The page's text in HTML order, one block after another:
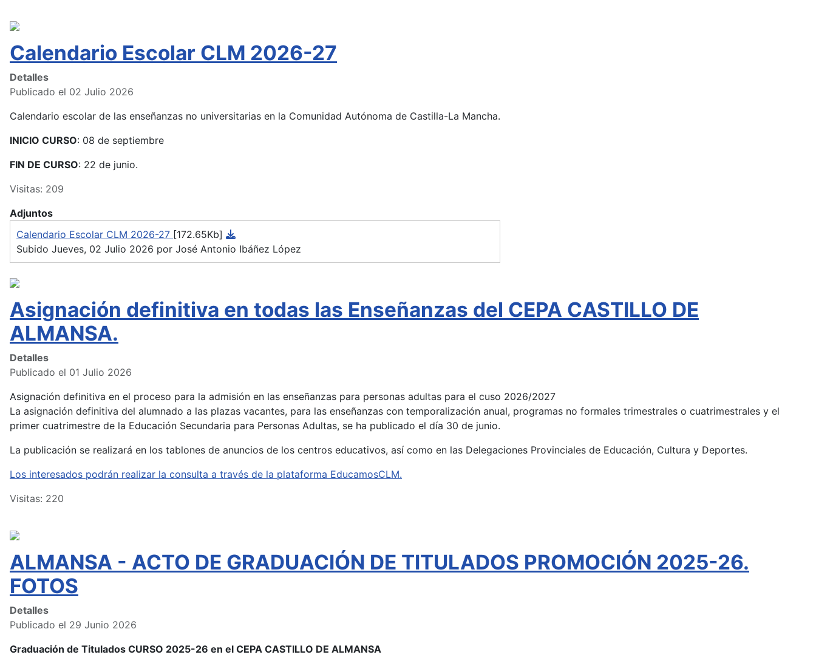
Calendario Escolar CLM 2026-27
Detalles
Publicado el 02 Julio 2026
Calendario escolar de las enseñanzas no universitarias en la Comunidad Autónoma de Castilla-La Mancha.
INICIO CURSO: 08 de septiembre
FIN DE CURSO: 22 de junio.
Visitas: 209
Adjuntos
Calendario Escolar CLM 2026-27 [172.65Kb]
Subido Jueves, 02 Julio 2026 por José Antonio Ibáñez López
Asignación definitiva en todas las Enseñanzas del CEPA CASTILLO DE
ALMANSA.
Detalles
Publicado el 01 Julio 2026
Asignación definitiva en el proceso para la admisión en las enseñanzas para personas adultas para el cuso 2026/2027
La asignación definitiva del alumnado a las plazas vacantes, para las enseñanzas con temporalización anual, programas no formales trimestrales o cuatrimestrales y el
primer cuatrimestre de la Educación Secundaria para Personas Adultas, se ha publicado el día 30 de junio.
La publicación se realizará en los tablones de anuncios de los centros educativos, así como en las Delegaciones Provinciales de Educación, Cultura y Deportes.
Los interesados podrán realizar la consulta a través de la plataforma EducamosCLM.
Visitas: 220
ALMANSA - ACTO DE GRADUACIÓN DE TITULADOS PROMOCIÓN 2025-26.
FOTOS
Detalles
Publicado el 29 Junio 2026
Graduación de Titulados CURSO 2025-26 en el CEPA CASTILLO DE ALMANSA